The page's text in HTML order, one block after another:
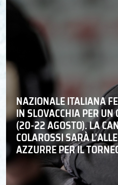
NAZIONALE ITALIANA
IN SLOVACCHIA PER
(20-22 AGOSTO). LA
COLAROSSI SARÀ
AZZURRE PER IL